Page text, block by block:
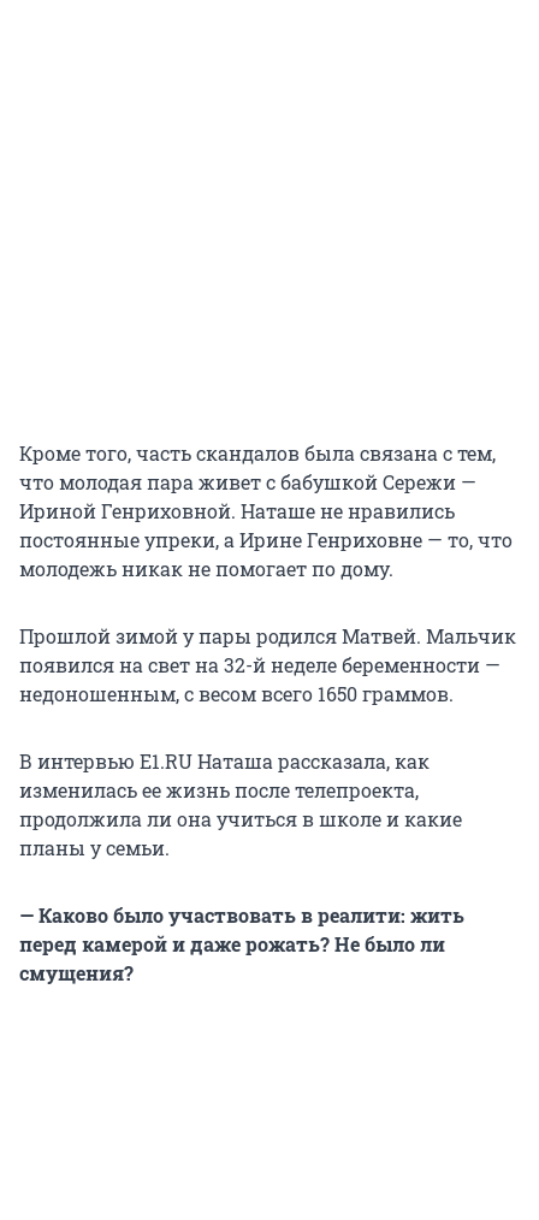
Кроме того, часть скандалов была связана с тем,
что молодая пара живет с бабушкой Сережи —
Ириной Генриховной. Наташе не нравились
постоянные упреки, а Ирине Генриховне — то, что
молодежь никак не помогает по дому.
Прошлой зимой у пары родился Матвей. Мальчик
появился на свет на 32-й неделе беременности —
недоношенным, с весом всего 1650 граммов.
В интервью E1.RU Наташа рассказала, как
изменилась ее жизнь после телепроекта,
продолжила ли она учиться в школе и какие
планы у семьи.
— Каково было участвовать в реалити: жить
перед камерой и даже рожать? Не было ли
смущения?